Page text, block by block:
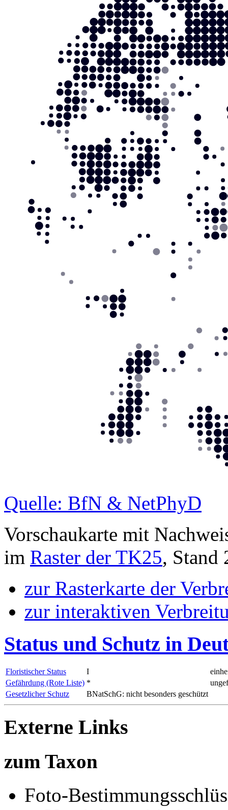
Quelle: BfN & NetPhyD
Vorschaukarte mit
im Raster der TK25, Stand
zur Rasterkarte der
zur interaktiven
Status und Schutz in
Floristischer Status I
Gefährdung (Rote Liste) *
Gesetzlicher Schutz
BNatSchG: nicht besonders geschützt
Externe Links
zum Taxon
Foto-